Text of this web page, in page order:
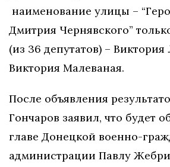
наименование улицы –
Дмитрия Чернявского”
(из 36 депутатов) –
Виктория Малеваная.
После объявления
Гончаров заявил, что будет
главе Донецкой военно-
администрации Павлу